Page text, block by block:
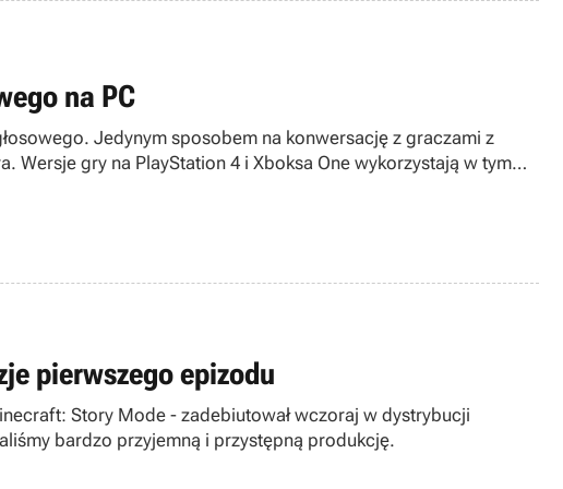
na PC
Jedynym sposobem na konwersację z graczami z
Wersje gry na PlayStation 4 i Xboksa One wykorzystają w tym
pierwszego epizodu
Story Mode - zadebiutował wczoraj w dystrybucji
bardzo przyjemną i przystępną produkcję.